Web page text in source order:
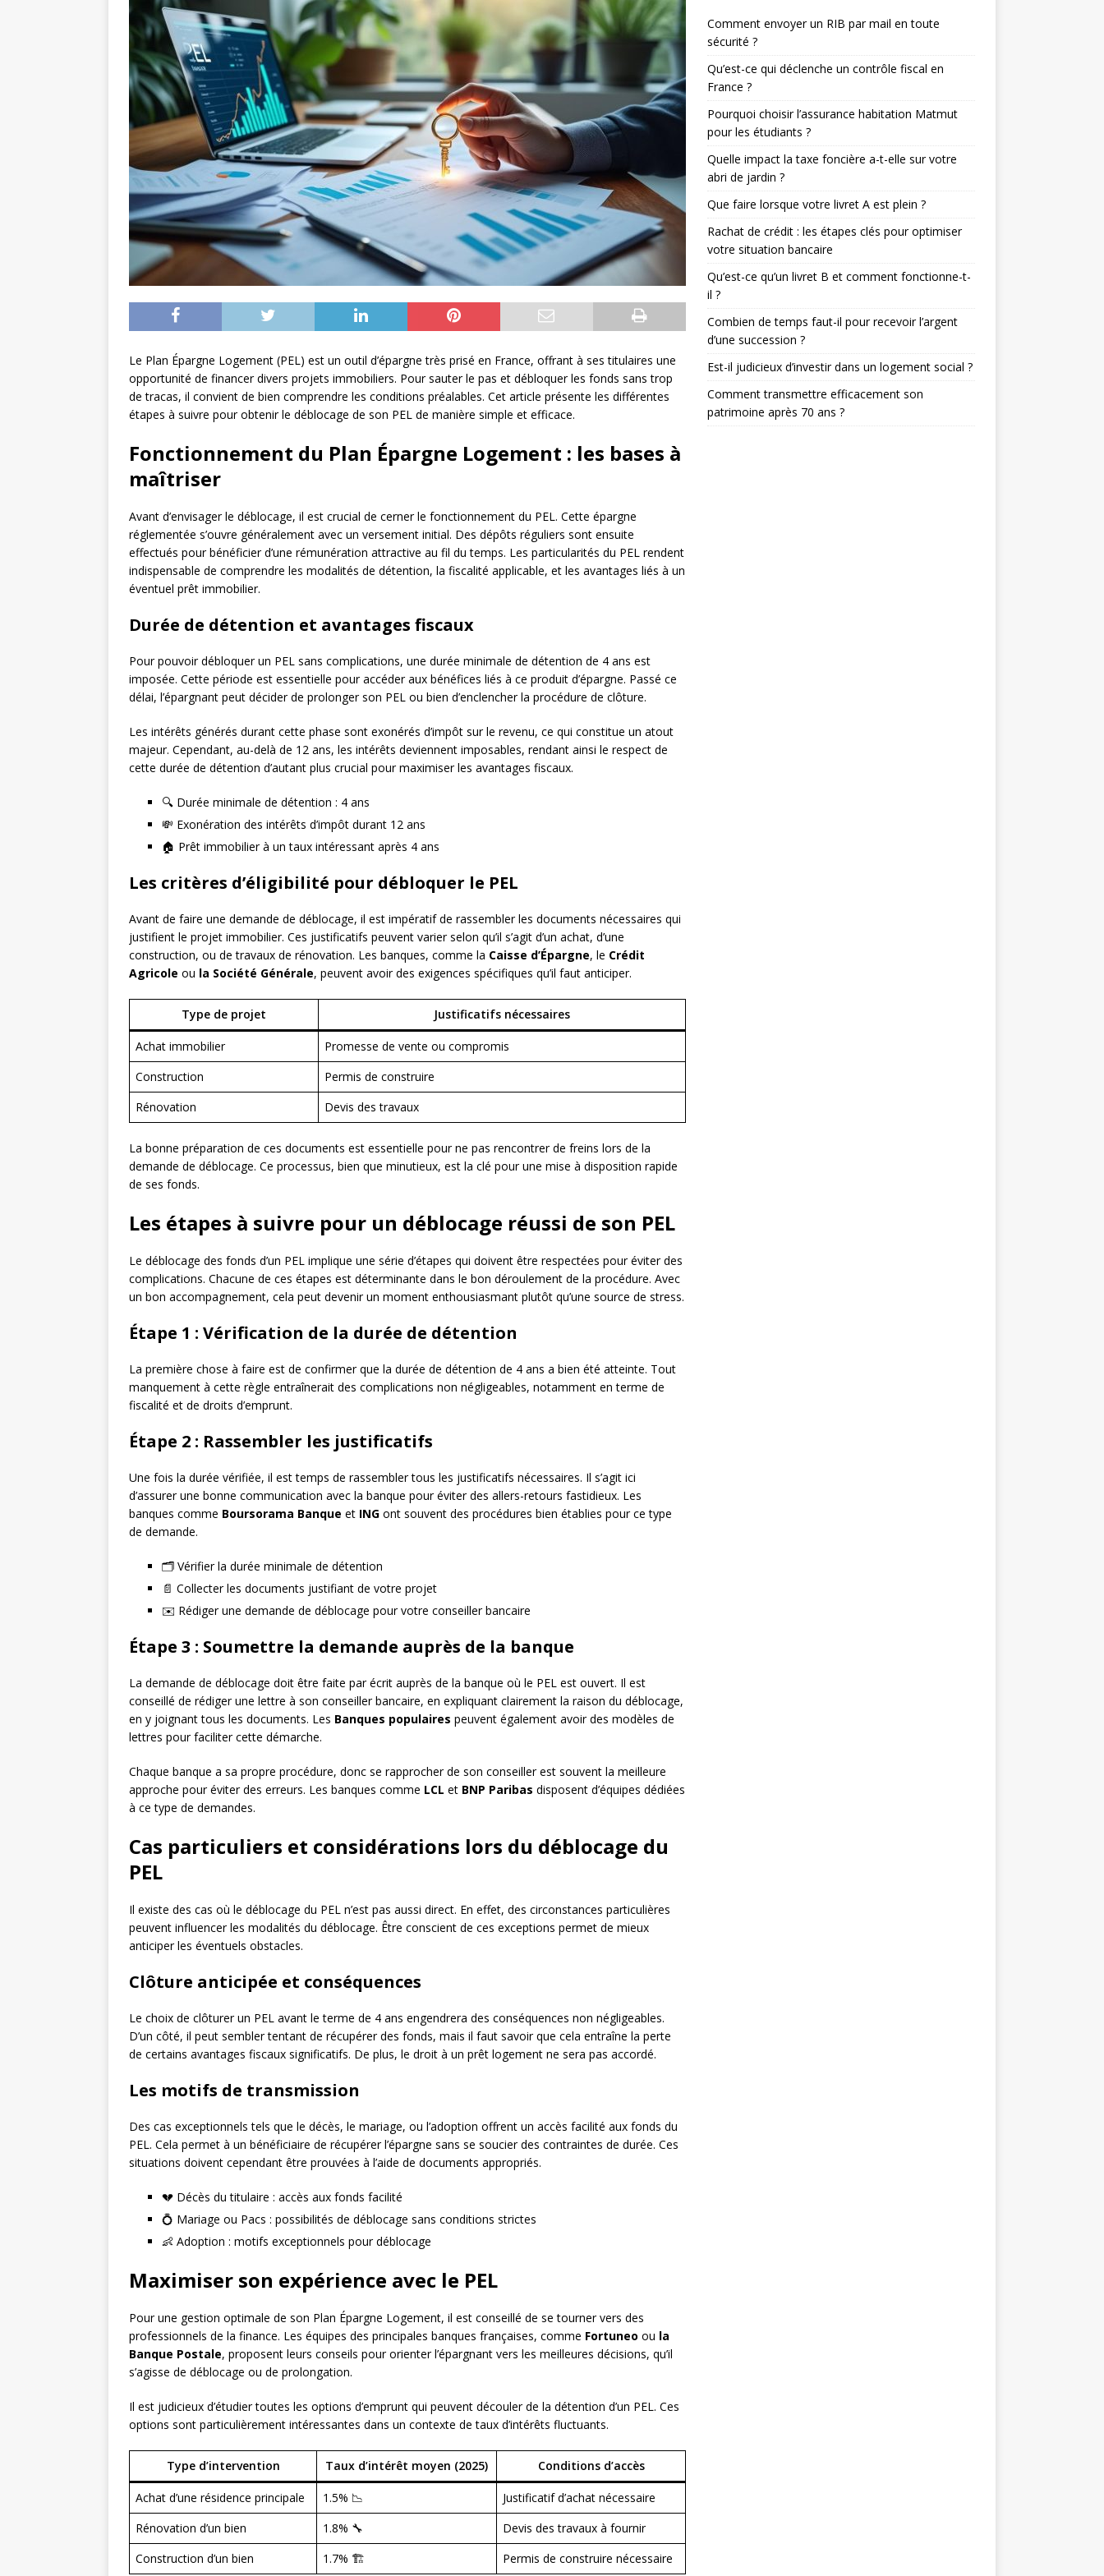
Le Plan Épargne Logement (PEL) est un outil d’épargne très prisé en France, offrant à ses titulaires une
opportunité de financer divers projets immobiliers. Pour sauter le pas et débloquer les fonds sans trop
de tracas, il convient de bien comprendre les conditions préalables. Cet article présente les différentes
étapes à suivre pour obtenir le déblocage de son PEL de manière simple et efficace.
Fonctionnement du Plan Épargne Logement : les bases à
maîtriser
Avant d’envisager le déblocage, il est crucial de cerner le fonctionnement du PEL. Cette épargne
réglementée s’ouvre généralement avec un versement initial. Des dépôts réguliers sont ensuite
effectués pour bénéficier d’une rémunération attractive au fil du temps. Les particularités du PEL rendent
indispensable de comprendre les modalités de détention, la fiscalité applicable, et les avantages liés à un
éventuel prêt immobilier.
Durée de détention et avantages fiscaux
Pour pouvoir débloquer un PEL sans complications, une durée minimale de détention de 4 ans est
imposée. Cette période est essentielle pour accéder aux bénéfices liés à ce produit d’épargne. Passé ce
délai, l’épargnant peut décider de prolonger son PEL ou bien d’enclencher la procédure de clôture.
Les intérêts générés durant cette phase sont exonérés d’impôt sur le revenu, ce qui constitue un atout
majeur. Cependant, au-delà de 12 ans, les intérêts deviennent imposables, rendant ainsi le respect de
cette durée de détention d’autant plus crucial pour maximiser les avantages fiscaux.
🔍 Durée minimale de détention : 4 ans
💸 Exonération des intérêts d’impôt durant 12 ans
🏠 Prêt immobilier à un taux intéressant après 4 ans
Les critères d’éligibilité pour débloquer le PEL
Avant de faire une demande de déblocage, il est impératif de rassembler les documents nécessaires qui
justifient le projet immobilier. Ces justificatifs peuvent varier selon qu’il s’agit d’un achat, d’une
construction, ou de travaux de rénovation. Les banques, comme la Caisse d’Épargne, le Crédit
Agricole ou la Société Générale, peuvent avoir des exigences spécifiques qu’il faut anticiper.
Type de projet Justificatifs nécessaires
Achat immobilier
Promesse de vente ou compromis
Construction
Permis de construire
Rénovation
Devis des travaux
La bonne préparation de ces documents est essentielle pour ne pas rencontrer de freins lors de la
demande de déblocage. Ce processus, bien que minutieux, est la clé pour une mise à disposition rapide
de ses fonds.
Les étapes à suivre pour un déblocage réussi de son PEL
Le déblocage des fonds d’un PEL implique une série d’étapes qui doivent être respectées pour éviter des
complications. Chacune de ces étapes est déterminante dans le bon déroulement de la procédure. Avec
un bon accompagnement, cela peut devenir un moment enthousiasmant plutôt qu’une source de stress.
Étape 1 : Vérification de la durée de détention
La première chose à faire est de confirmer que la durée de détention de 4 ans a bien été atteinte. Tout
manquement à cette règle entraînerait des complications non négligeables, notamment en terme de
fiscalité et de droits d’emprunt.
Étape 2 : Rassembler les justificatifs
Une fois la durée vérifiée, il est temps de rassembler tous les justificatifs nécessaires. Il s’agit ici
d’assurer une bonne communication avec la banque pour éviter des allers-retours fastidieux. Les
banques comme Boursorama Banque et ING ont souvent des procédures bien établies pour ce type
de demande.
🗂️ Vérifier la durée minimale de détention
📄 Collecter les documents justifiant de votre projet
✉️ Rédiger une demande de déblocage pour votre conseiller bancaire
Étape 3 : Soumettre la demande auprès de la banque
La demande de déblocage doit être faite par écrit auprès de la banque où le PEL est ouvert. Il est
conseillé de rédiger une lettre à son conseiller bancaire, en expliquant clairement la raison du déblocage,
en y joignant tous les documents. Les Banques populaires peuvent également avoir des modèles de
lettres pour faciliter cette démarche.
Chaque banque a sa propre procédure, donc se rapprocher de son conseiller est souvent la meilleure
approche pour éviter des erreurs. Les banques comme LCL et BNP Paribas disposent d’équipes dédiées
à ce type de demandes.
Cas particuliers et considérations lors du déblocage du
PEL
Il existe des cas où le déblocage du PEL n’est pas aussi direct. En effet, des circonstances particulières
peuvent influencer les modalités du déblocage. Être conscient de ces exceptions permet de mieux
anticiper les éventuels obstacles.
Clôture anticipée et conséquences
Le choix de clôturer un PEL avant le terme de 4 ans engendrera des conséquences non négligeables.
D’un côté, il peut sembler tentant de récupérer des fonds, mais il faut savoir que cela entraîne la perte
de certains avantages fiscaux significatifs. De plus, le droit à un prêt logement ne sera pas accordé.
Les motifs de transmission
Des cas exceptionnels tels que le décès, le mariage, ou l’adoption offrent un accès facilité aux fonds du
PEL. Cela permet à un bénéficiaire de récupérer l’épargne sans se soucier des contraintes de durée. Ces
situations doivent cependant être prouvées à l’aide de documents appropriés.
💔 Décès du titulaire : accès aux fonds facilité
💍 Mariage ou Pacs : possibilités de déblocage sans conditions strictes
👶 Adoption : motifs exceptionnels pour déblocage
Maximiser son expérience avec le PEL
Pour une gestion optimale de son Plan Épargne Logement, il est conseillé de se tourner vers des
professionnels de la finance. Les équipes des principales banques françaises, comme Fortuneo ou la
Banque Postale, proposent leurs conseils pour orienter l’épargnant vers les meilleures décisions, qu’il
s’agisse de déblocage ou de prolongation.
Il est judicieux d’étudier toutes les options d’emprunt qui peuvent découler de la détention d’un PEL. Ces
options sont particulièrement intéressantes dans un contexte de taux d’intérêts fluctuants.
Type d’intervention Taux d’intérêt moyen (2025) Conditions d’accès
Achat d’une résidence principale 1.5% 📉
Justificatif d’achat nécessaire
Rénovation d’un bien
1.8% 🔧
Devis des travaux à fournir
Construction d’un bien
1.7% 🏗️ Permis de construire nécessaire
Comment envoyer un RIB par mail en toute
sécurité ?
Qu’est-ce qui déclenche un contrôle fiscal en
France ?
Pourquoi choisir l’assurance habitation Matmut
pour les étudiants ?
Quelle impact la taxe foncière a-t-elle sur votre
abri de jardin ?
Que faire lorsque votre livret A est plein ?
Rachat de crédit : les étapes clés pour optimiser
votre situation bancaire
Qu’est-ce qu’un livret B et comment fonctionne-t-
il ?
Combien de temps faut-il pour recevoir l’argent
d’une succession ?
Est-il judicieux d’investir dans un logement social ?
Comment transmettre efficacement son
patrimoine après 70 ans ?